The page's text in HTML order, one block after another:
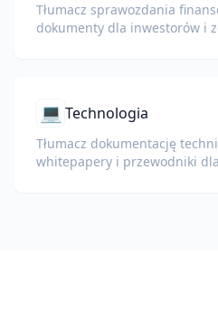
Tłumacz sprawozdania
dokumenty dla inwestorów i
💻 Technologia
Tłumacz dokumentację
whitepapery i przewodniki